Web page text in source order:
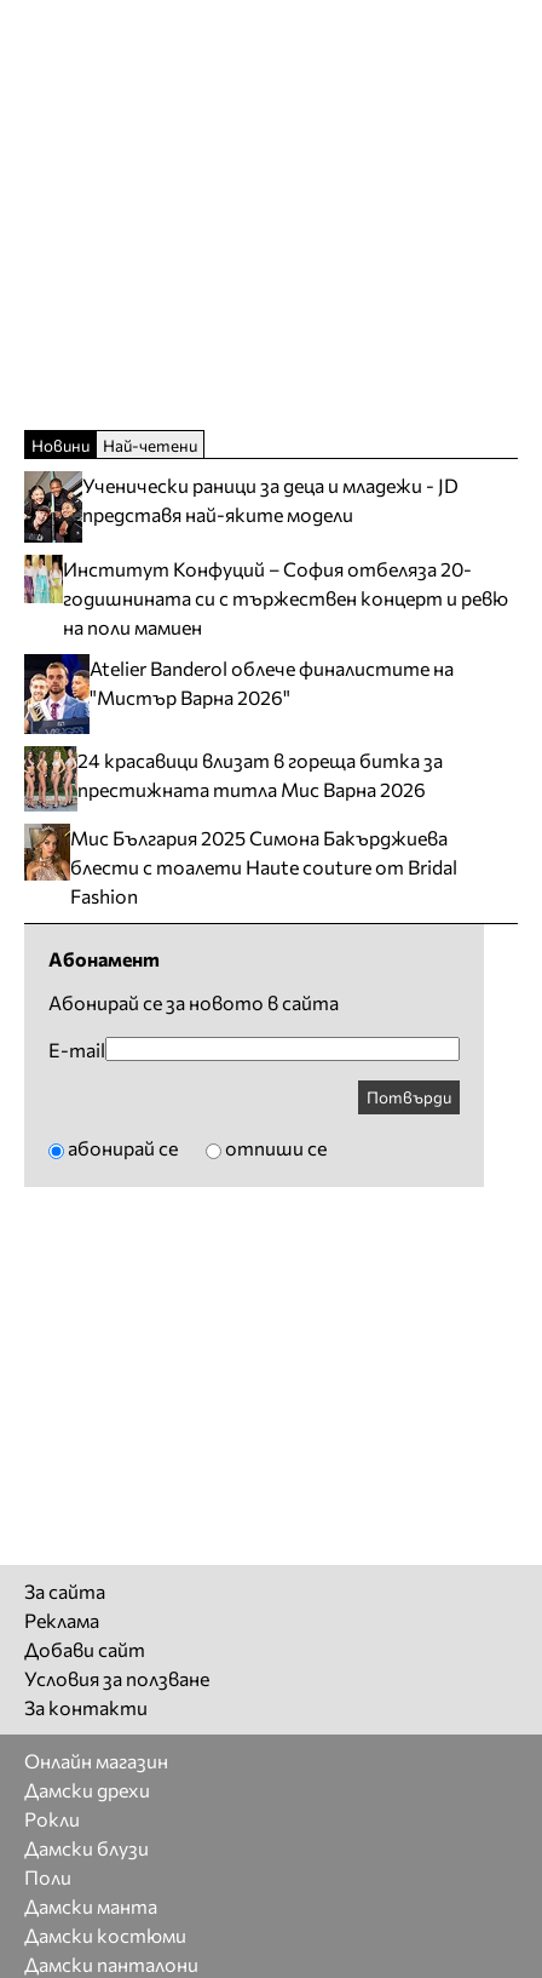
Новини Най-четени
Ученически раници за деца и младежи - JD
представя най-яките модели
Институт Конфуций – София отбеляза 20-
годишнината си с тържествен концерт и ревю
на поли мамиен
Atelier Banderol облече финалистите на
"Мистър Варна 2026"
24 красавици влизат в гореща битка за
престижната титла Мис Варна 2026
Мис България 2025 Симона Бакърджиева
блести с тоалети Haute couture от Bridal
Fashion
Абонамент
Абонирай се за новото в сайта
E-mail
Потвърди
абонирай се отпиши се
За сайта
Реклама
Добави сайт
Условия за ползване
За контакти
Онлайн магазин
Дамски дрехи
Рокли
Дамски блузи
Поли
Дамски манта
Дамски костюми
Дамски панталони